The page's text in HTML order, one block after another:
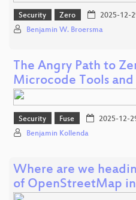
Security Zero 2025-12-
Benjamin W. Broersma
The Angry Path to
Microcode Tools
Security Fuse 2025-12-
Benjamin Kollenda
Where are we
of OpenStreetMap